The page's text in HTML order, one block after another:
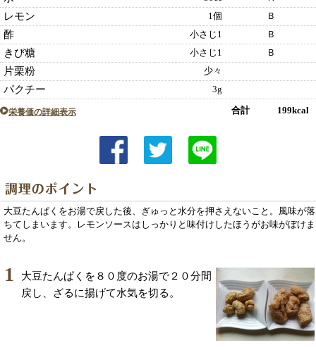
レモン 1個 Ｂ
酢 小さじ1 Ｂ
きび糖 小さじ1 Ｂ
片栗粉 少々
パクチー 3g
栄養価の詳細表示 合計 199kcal
大豆たんぱくをお湯で戻した後、ぎゅっと水分を押さえないこと。風味が落
ちてしまいます。レモンソースはしっかりと味付けしたほうがお味がぼけま
せん。
1
大豆たんぱくを８０度のお湯で２０分間
戻し、ざるに揚げて水気を切る。